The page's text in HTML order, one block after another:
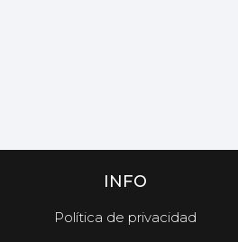
INFO
Política de privacidad